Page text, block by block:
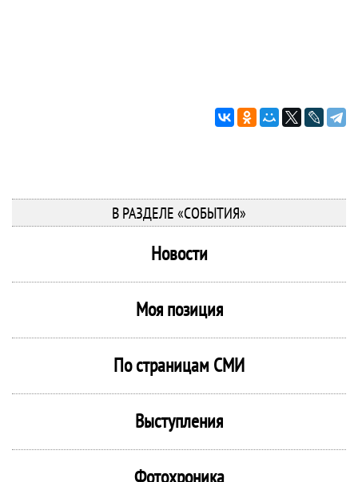
В РАЗДЕЛЕ «СОБЫТИЯ»
Новости
Моя позиция
По страницам СМИ
Выступления
Фотохроника